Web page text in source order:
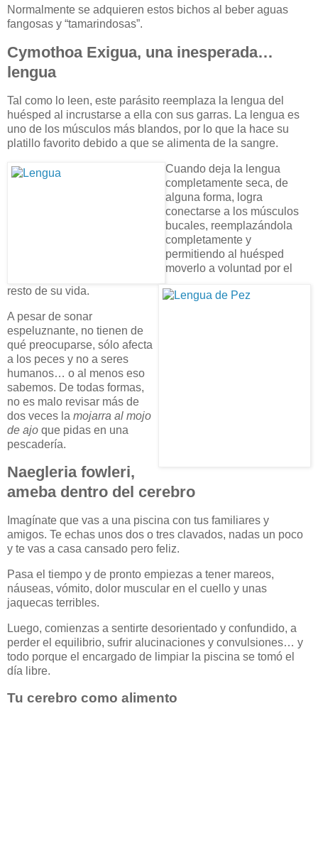
Normalmente se adquieren estos bichos al beber aguas
fangosas y “tamarindosas”.
Cymothoa Exigua, una inesperada…
lengua
Tal como lo leen, este parásito reemplaza la lengua del
huésped al incrustarse a ella con sus garras. La lengua es
uno de los músculos más blandos, por lo que la hace su
platillo favorito debido a que se alimenta de la sangre.
Cuando deja la lengua
completamente seca, de
alguna forma, logra
conectarse a los músculos
bucales, reemplazándola
completamente y
permitiendo al huésped
moverlo a voluntad por el
resto de su vida.
A pesar de sonar
espeluznante, no tienen de
qué preocuparse, sólo afecta
a los peces y no a seres
humanos… o al menos eso
sabemos. De todas formas,
no es malo revisar más de
dos veces la mojarra al mojo
de ajo que pidas en una
pescadería.
Naegleria fowleri,
ameba dentro del cerebro
Imagínate que vas a una piscina con tus familiares y
amigos. Te echas unos dos o tres clavados, nadas un poco
y te vas a casa cansado pero feliz.
Pasa el tiempo y de pronto empiezas a tener mareos,
náuseas, vómito, dolor muscular en el cuello y unas
jaquecas terribles.
Luego, comienzas a sentirte desorientado y confundido, a
perder el equilibrio, sufrir alucinaciones y convulsiones… y
todo porque el encargado de limpiar la piscina se tomó el
día libre.
Tu cerebro como alimento